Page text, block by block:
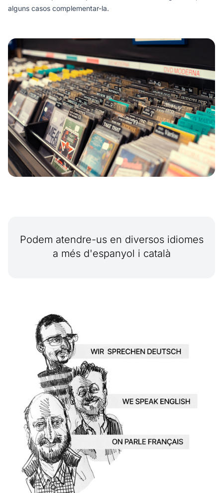
alguns casos complementar-la.
Podem atendre-us en diversos idiomes
a més d'espanyol i català